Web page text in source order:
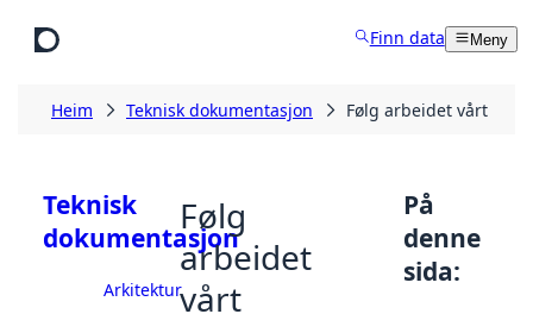
Finn data Meny
Heim Teknisk dokumentasjon Følg arbeidet vårt
Teknisk
dokumentasjon
Arkitektur
Følg
arbeidet
vårt
På
denne
sida: